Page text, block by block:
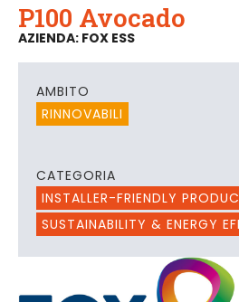
P100 Avocado
AZIENDA: FOX ESS
CATEGORIA
INSTALLER-FRIENDLY
SUSTAINABILITY & ENERGY
AMBITO
RINNOVABILI